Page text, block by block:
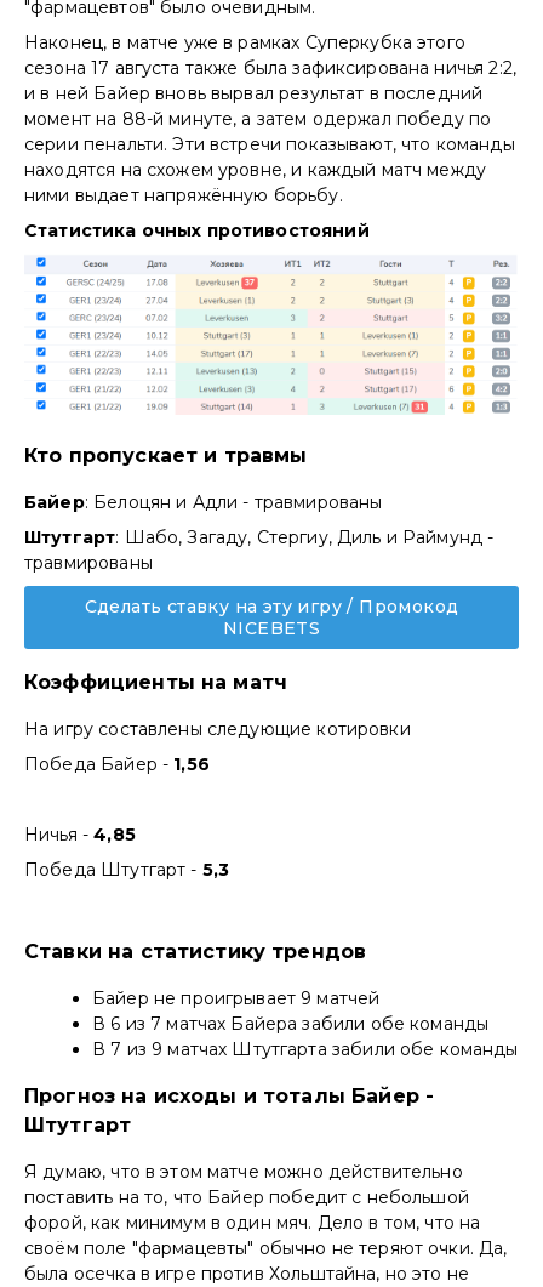
"фармацевтов" было очевидным.
Наконец, в матче уже в рамках Суперкубка этого
сезона 17 августа также была зафиксирована ничья 2:2,
и в ней Байер вновь вырвал результат в последний
момент на 88-й минуте, а затем одержал победу по
серии пенальти. Эти встречи показывают, что команды
находятся на схожем уровне, и каждый матч между
ними выдает напряжённую борьбу.
Статистика очных противостояний
Кто пропускает и травмы
Байер: Белоцян и Адли - травмированы
Штутгарт: Шабо, Загаду, Стергиу, Диль и Раймунд -
травмированы
Сделать ставку на эту игру / Промокод
NICEBETS
Коэффициенты на матч
На игру составлены следующие котировки
Победа Байер - 1,56
Ничья -4,85
Победа Штутгарт - 5,3
Ставки на статистику трендов
Байер не проигрывает 9 матчей
В 6 из 7 матчах Байера забили обе команды
В 7 из 9 матчах Штутгарта забили обе команды
Прогноз на исходы и тоталы Байер -
Штутгарт
Я думаю, что в этом матче можно действительно
поставить на то, что Байер победит с небольшой
форой, как минимум в один мяч. Дело в том, что на
своём поле "фармацевты" обычно не теряют очки. Да,
была осечка в игре против Хольштайна, но это не